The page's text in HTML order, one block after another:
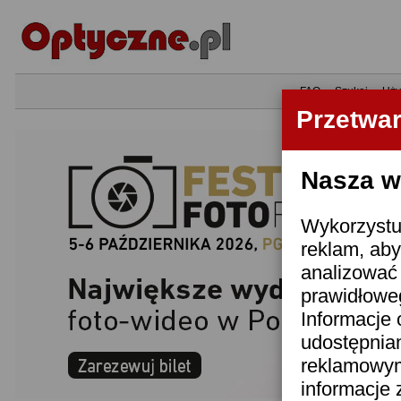
Nasza
reklam,
Informacje
informacje
•FAQ•Szukaj•